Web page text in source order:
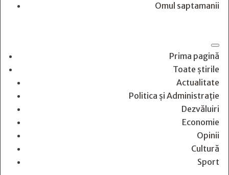
Omul saptamanii
Prima pagină
Toate știrile
Actualitate
Politica și Administrație
Dezvăluiri
Economie
Opinii
Cultură
Sport